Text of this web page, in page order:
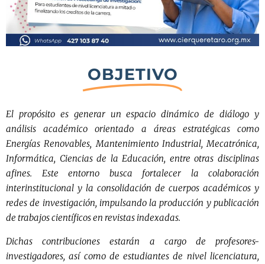
OBJETIVO
El propósito es generar un espacio dinámico de diálogo y
análisis académico orientado a áreas estratégicas como
Energías Renovables, Mantenimiento Industrial, Mecatrónica,
Informática, Ciencias de la Educación, entre otras disciplinas
afines. Este entorno busca fortalecer la colaboración
interinstitucional y la consolidación de cuerpos académicos y
redes de investigación, impulsando la producción y publicación
de trabajos científicos en revistas indexadas.
Dichas contribuciones estarán a cargo de profesores-
investigadores, así como de estudiantes de nivel licenciatura,